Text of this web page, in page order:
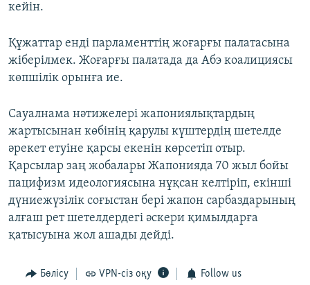
кейін.
Құжаттар енді парламенттің жоғарғы палатасына
жіберілмек. Жоғарғы палатада да Абэ коалициясы
көпшілік орынға ие.
Сауалнама нәтижелері жапониялықтардың
жартысынан көбінің қарулы күштердің шетелде
әрекет етуіне қарсы екенін көрсетіп отыр.
Қарсылар заң жобалары Жапонияда 70 жыл бойы
пацифизм идеологиясына нұқсан келтіріп, екінші
дүниежүзілік соғыстан бері жапон сарбаздарының
алғаш рет шетелдердегі әскери қимылдарға
қатысуына жол ашады дейді.
Бөлісу VPN-сіз оқу Follow us